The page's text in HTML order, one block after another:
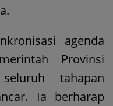
agenda
Provinsi
tahapan
Ia berharap